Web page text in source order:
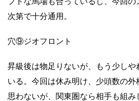
次第で十分通用。
穴⑨ジオフロント
昇級後は物足りないが、もう少しや
いる。今回は休み明け、少頭数の
思わないが、関東圏なら相手も組